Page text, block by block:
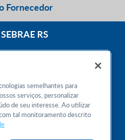
Fornecedor
RS
24h
WhatsApp
semelhantes para
serviços, personalizar
de seu interesse. Ao utilizar
tal monitoramento descrito